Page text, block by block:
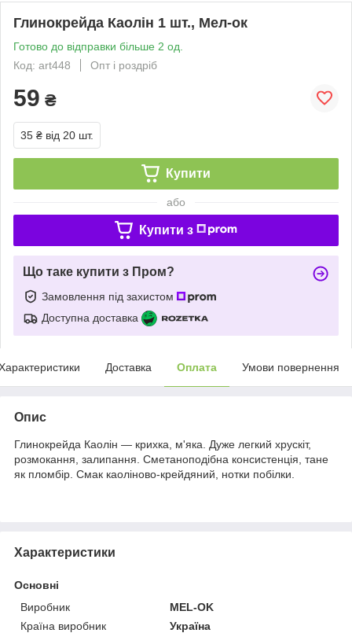
Глинокрейда Каолін 1 шт., Мел-ок
Готово до відправки більше 2 од.
Код: art448
Опт і роздріб
59 ₴
35 ₴ від 20 шт.
Купити
або
Купити з
Що таке купити з Пром?
Замовлення під захистом
Доступна доставка
Доставка Оплата Умови повернення
Опис
Глинокрейда Каолін — крихка, м'яка. Дуже легкий хрускіт,
розмокання, залипання. Сметаноподібна консистенція, тане
як пломбір. Смак каоліново-крейдяний, нотки побілки.
Характеристики
Основні
Виробник
MEL-OK
Країна виробник
Україна